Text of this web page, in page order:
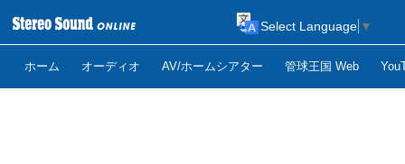
ホーム オーディオ AV/ホームシアター 管球王国 Web
Select Language ▼